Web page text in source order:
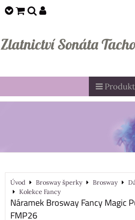
Zlatnictví Sonáta
Úvod Brosway šperky Brosway
Kolekce Fancy
Náramek Brosway Fancy Magic
FMP26